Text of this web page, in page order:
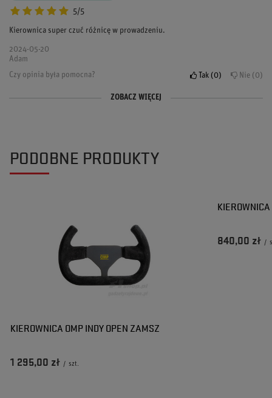
5/5
Kierownica super czuć różnicę w prowadzeniu.
2024-05-20
Adam
Czy opinia była pomocna?
Tak 0 Nie 0
Opinia potwierdzona zakupem
2024-02-01
Grzegorz
ZOBACZ WIĘCEJ
PODOBNE PRODUKTY
KIEROWNICA OMP INDY OPEN ZAMSZ
1 295,00 zł / szt.
840,00 zł /